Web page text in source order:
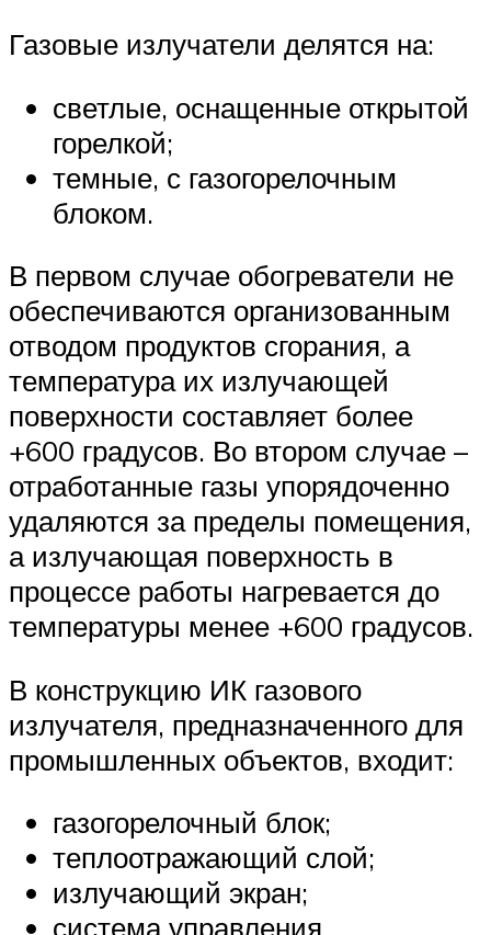
Газовые излучатели делятся на:
светлые, оснащенные открытой
горелкой;
темные, с газогорелочным
блоком.
В первом случае обогреватели не
обеспечиваются организованным
отводом продуктов сгорания, а
температура их излучающей
поверхности составляет более
+600 градусов. Во втором случае –
отработанные газы упорядоченно
удаляются за пределы помещения,
а излучающая поверхность в
процессе работы нагревается до
температуры менее +600 градусов.
В конструкцию ИК газового
излучателя, предназначенного для
промышленных объектов, входит:
газогорелочный блок;
теплоотражающий слой;
излучающий экран;
система управления.